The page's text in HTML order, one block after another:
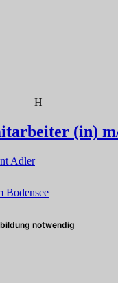
H
(in)
Adler
Bodensee
notwendig